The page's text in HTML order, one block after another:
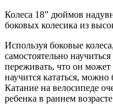
Колеса 18” дюймов
боковых колесика из
Используя боковые
самостоятельно
переживать, что он
научится кататься, можно
Катание на велосипеде
ребенка в раннем